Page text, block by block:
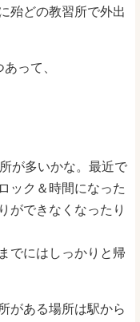
殆どの教習所で外出
って、
が多いかな。最近で
ック＆時間になった
ができなくなったり
でにはしっかりと帰
がある場所は駅から